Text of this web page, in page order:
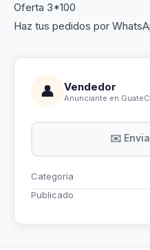
Oferta 3*100
Haz tus pedidos por
👤 Vendedor
Anunciante en
✉️
Categoría
Publicado